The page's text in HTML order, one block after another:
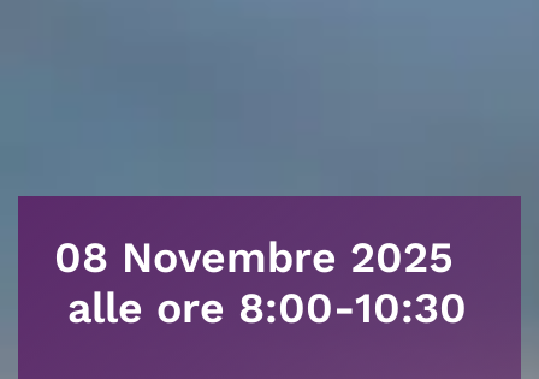
08 Novembre 2025
alle ore 8:00-10:30